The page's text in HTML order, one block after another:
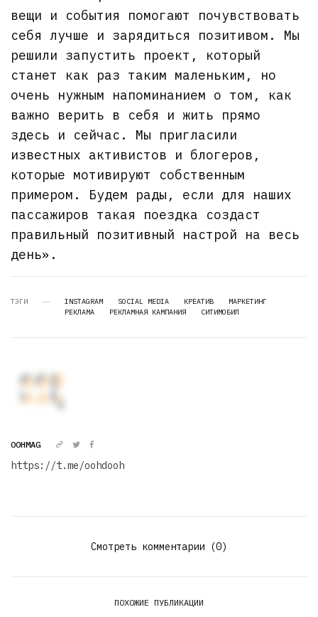
вещи и события помогают почувствовать
себя лучше и зарядиться позитивом. Мы
решили запустить проект, который
станет как раз таким маленьким, но
очень нужным напоминанием о том, как
важно верить в себя и жить прямо
здесь и сейчас. Мы пригласили
известных активистов и блогеров,
которые мотивируют собственным
примером. Будем рады, если для наших
пассажиров такая поездка создаст
правильный позитивный настрой на весь
день».
ТЭГИ INSTAGRAM SOCIAL MEDIA КРЕАТИВ
МАРКЕТИНГ
РЕКЛАМА
РЕКЛАМНАЯ КАМПАНИЯ СИТИМОБИЛ
OOHMAG
https://t.me/oohdooh
Смотреть комментарии (0)
ПОХОЖИЕ ПУБЛИКАЦИИ